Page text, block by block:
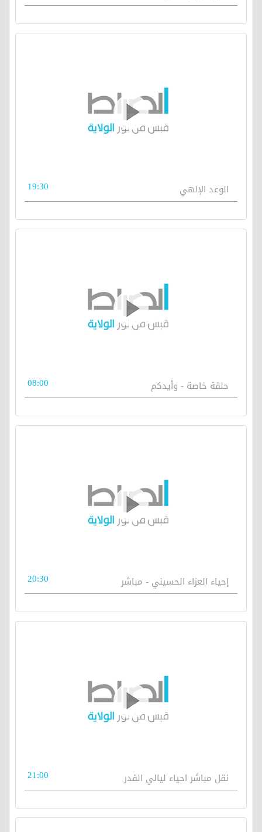
الوعد الإلهي 19:30
حلقة خاصة - وأيدكم 08:00
إحياء العزاء الحسيني - مباشر 20:30
نقل مباشر احياء ليالي القدر 21:00